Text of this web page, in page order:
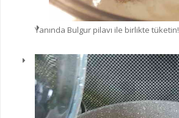
Yanında Bulgur pilavı ile birlikte tüketin!